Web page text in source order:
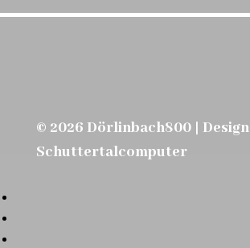
© 2026 Dörlinbach800 | Design
Schuttertalcomputer